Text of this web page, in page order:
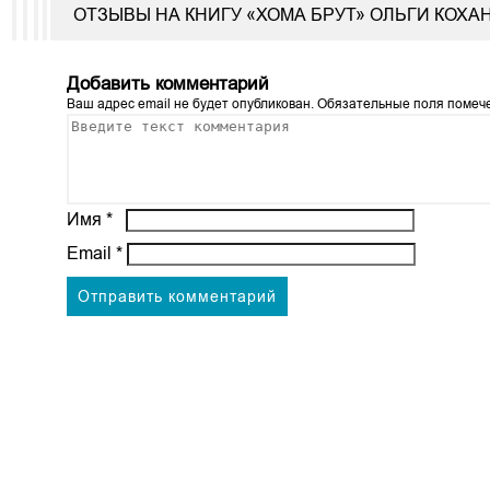
ОТЗЫВЫ НА КНИГУ «ХОМА БРУТ» ОЛЬГИ
Добавить комментарий
Ваш адрес email не будет опубликован. Обязательные поля
Имя*
Email*